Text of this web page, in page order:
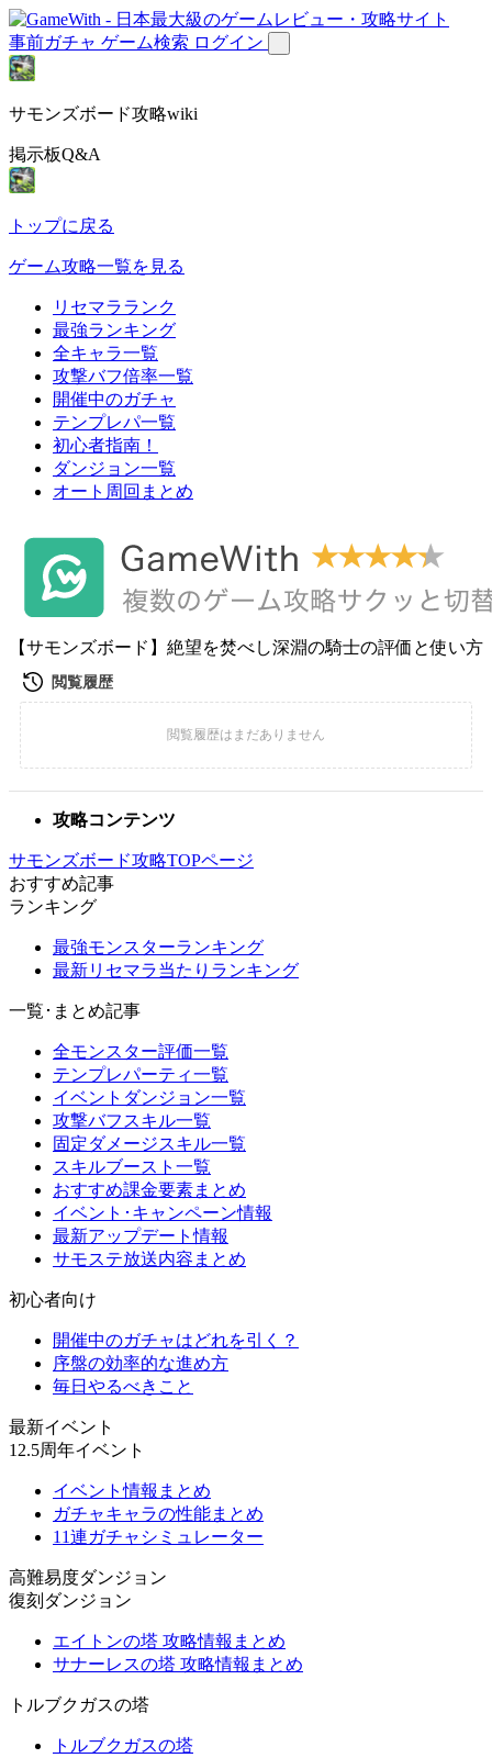
事前ガチャ ゲーム検索 ログイン
サモンズボード攻略wiki
掲示板Q&A
トップに戻る
ゲーム攻略一覧を見る
リセマラランク
最強ランキング
全キャラ一覧
攻撃バフ倍率一覧
開催中のガチャ
テンプレパ一覧
初心者指南！
ダンジョン一覧
オート周回まとめ
【サモンズボード】絶望を焚べし深淵の騎士の評価と使い方
攻略コンテンツ
サモンズボード攻略TOPページ
おすすめ記事
ランキング
最強モンスターランキング
最新リセマラ当たりランキング
一覧･まとめ記事
全モンスター評価一覧
テンプレパーティ一覧
イベントダンジョン一覧
攻撃バフスキル一覧
固定ダメージスキル一覧
スキルブースト一覧
おすすめ課金要素まとめ
イベント･キャンペーン情報
最新アップデート情報
サモステ放送内容まとめ
初心者向け
開催中のガチャはどれを引く？
序盤の効率的な進め方
毎日やるべきこと
最新イベント
12.5周年イベント
イベント情報まとめ
ガチャキャラの性能まとめ
11連ガチャシミュレーター
高難易度ダンジョン
復刻ダンジョン
エイトンの塔 攻略情報まとめ
サナーレスの塔 攻略情報まとめ
トルブクガスの塔
トルブクガスの塔